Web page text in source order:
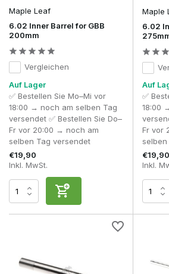
GBB-Präzisions-Innenläufe
Verschiedene Längen für Pistolen
GBB-Innenläufe eignen sich für Spieler,
Präzision und Effizienz aus ihrer Gas-
herausholen möchten.
Häufig gestellte Fragen
Ist 6,01 für GBB geeignet?
Ja, vorausgesetzt, Sie verwenden
führen eine gute Wartung durch.
Muss ich meinen Hop-Up bei einem
anpassen?
Ja, die richtige Einstellung innerhalb von
Hat die Lauflänge Einfluss auf die
Ja, längere Läufe können die
Maple Leaf
6.02 Inner Barrel for GBB
200mm
Vergleichen
Auf Lager
✅ Bestellen Sie Mo–Mi vor
18:00 → noch am selben Tag
versendet ✅ Bestellen Sie Do–
Fr vor 20:00 → noch am
selben Tag versendet
€19,90
Inkl. MwSt.
Maple
6.02
Auf
✅
18:00
Fr vor
€19,90
Inkl.